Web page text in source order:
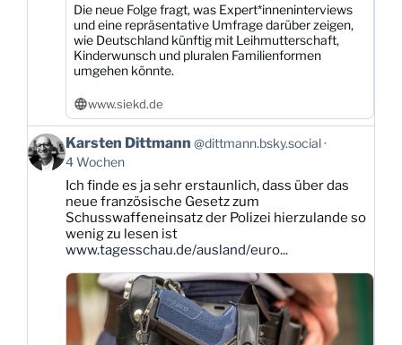
Die neue Folge fragt, was Expert*inneninterviews
und eine repräsentative Umfrage darüber zeigen,
wie Deutschland künftig mit Leihmutterschaft,
Kinderwunsch und pluralen Familienformen
umgehen könnte.
www.siekd.de
Beitrag
von
Karsten
Dittmann
Bluesky
ansehen
Karsten Dittmann @dittmann.bsky.social
4 Wochen
Ich finde es ja sehr erstaunlich, dass über das
neue französische Gesetz zum
Schusswaffeneinsatz der Polizei hierzulande so
wenig zu lesen ist
www.tagesschau.de/ausland/euro...